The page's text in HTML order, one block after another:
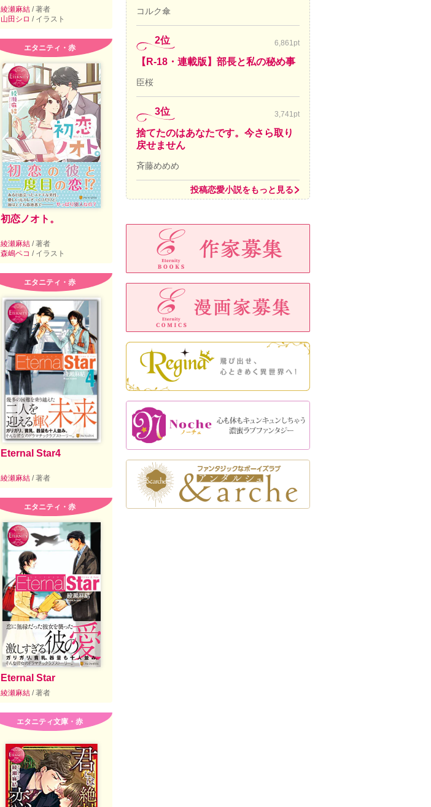
綾瀬麻結 / 著者
山田シロ / イラスト
エタニティ・赤
初恋ノオト。
綾瀬麻結 / 著者
森嶋ペコ / イラスト
エタニティ・赤
Eternal Star4
綾瀬麻結 / 著者
エタニティ・赤
Eternal Star
綾瀬麻結 / 著者
エタニティ文庫・赤
コルク傘
2位 6,861pt
【R-18・連載版】部長と私の秘め事
臣桜
3位 3,741pt
捨てたのはあなたです。今さら取り
戻せません
斉藤めめめ
投稿恋愛小説をもっと見る